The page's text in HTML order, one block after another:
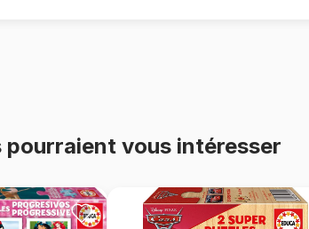
pourraient vous intéresser